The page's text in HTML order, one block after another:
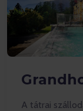
A tátrai